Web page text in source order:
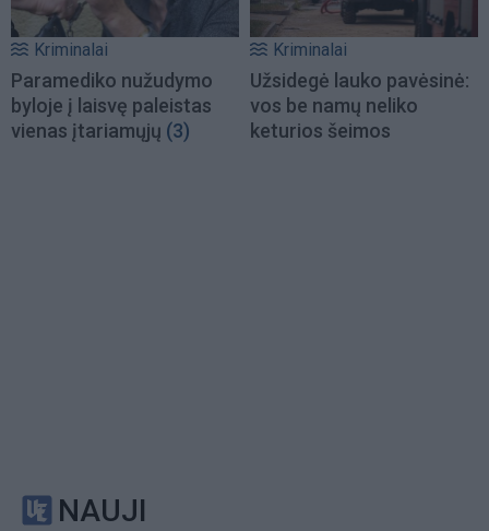
Kriminalai
Paramediko nužudymo
byloje į laisvę paleistas
vienas įtariamųjų (3)
Kriminalai
Užsidegė lauko pavėsinė:
vos be namų neliko
keturios šeimos
NAUJI